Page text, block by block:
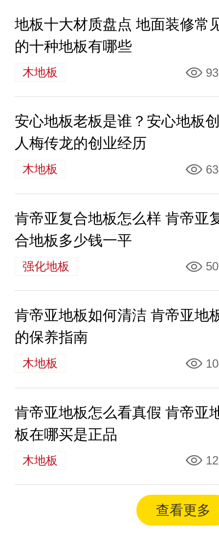
地板十大材质盘点 地面装修常
的十种地板有哪些
木地板
安心地板老板是谁？安心地板
人梅传龙的创业经历
木地板
肯帝亚复合地板怎么样 肯帝亚
合地板多少钱一平
强化地板
肯帝亚地板如何清洁 肯帝亚地
的保养指南
木地板
肯帝亚地板怎么看真假 肯帝亚
板在哪买是正品
木地板
查看更多